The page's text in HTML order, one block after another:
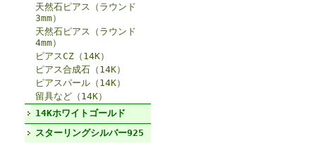
天然石ピアス（ラウンド
3mm）
天然石ピアス（ラウンド
4mm）
ピアスCZ（14K）
ピアス合成石（14K）
ピアスパール（14K）
留具など（14K）
14Kホワイトゴールド
スターリングシルバー925